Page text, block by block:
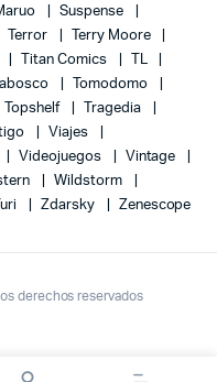
Suspense
Terror
Terry Moore
Titan Comics
TL
Tomodomo
Topshelf
Tragedia
Viajes
Videojuegos
Vintage
Wildstorm
Zdarsky Zenescope
derechos reservados